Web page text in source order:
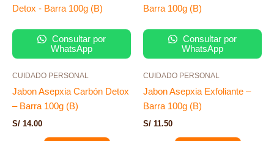
Consultar por
WhatsApp
CUIDADO PERSONAL
Jabon Asepxia Carbón Detox
– Barra 100g (B)
S/ 14.00
Consultar por
WhatsApp
CUIDADO PERSONAL
Jabon Asepxia Exfoliante –
Barra 100g (B)
S/ 11.50